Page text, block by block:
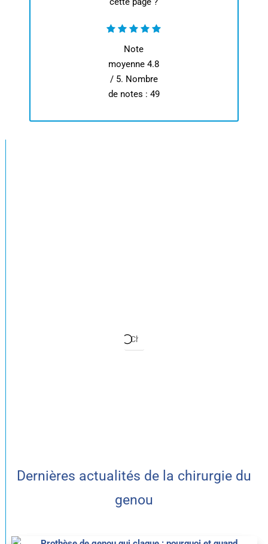
Note
moyenne4.8
/ 5. Nombre
de notes : 49
Dernières actualités de la chirurgie du
genou